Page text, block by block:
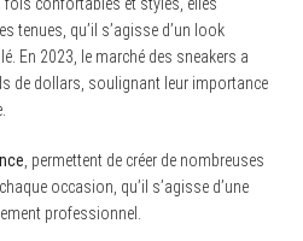
tenues, qu’il s’agisse d’un look
En 2023, le marché des sneakers a
de dollars, soulignant leur importance
, permettent de créer de nombreuses
occasion, qu’il s’agisse d’une
professionnel.